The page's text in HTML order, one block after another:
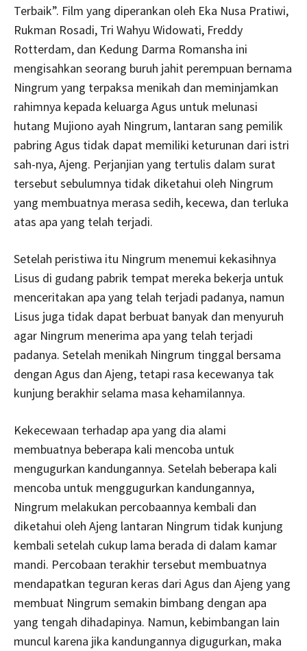
Terbaik”. Film yang diperankan oleh Eka Nusa Pratiwi,
Rukman Rosadi, Tri Wahyu Widowati, Freddy
Rotterdam, dan Kedung Darma Romansha ini
mengisahkan seorang buruh jahit perempuan bernama
Ningrum yang terpaksa menikah dan meminjamkan
rahimnya kepada keluarga Agus untuk melunasi
hutang Mujiono ayah Ningrum, lantaran sang pemilik
pabring Agus tidak dapat memiliki keturunan dari istri
sah-nya, Ajeng. Perjanjian yang tertulis dalam surat
tersebut sebulumnya tidak diketahui oleh Ningrum
yang membuatnya merasa sedih, kecewa, dan terluka
atas apa yang telah terjadi.
Setelah peristiwa itu Ningrum menemui kekasihnya
Lisus di gudang pabrik tempat mereka bekerja untuk
menceritakan apa yang telah terjadi padanya, namun
Lisus juga tidak dapat berbuat banyak dan menyuruh
agar Ningrum menerima apa yang telah terjadi
padanya. Setelah menikah Ningrum tinggal bersama
dengan Agus dan Ajeng, tetapi rasa kecewanya tak
kunjung berakhir selama masa kehamilannya.
Kekecewaan terhadap apa yang dia alami
membuatnya beberapa kali mencoba untuk
mengugurkan kandungannya. Setelah beberapa kali
mencoba untuk menggugurkan kandungannya,
Ningrum melakukan percobaannya kembali dan
diketahui oleh Ajeng lantaran Ningrum tidak kunjung
kembali setelah cukup lama berada di dalam kamar
mandi. Percobaan terakhir tersebut membuatnya
mendapatkan teguran keras dari Agus dan Ajeng yang
membuat Ningrum semakin bimbang dengan apa
yang tengah dihadapinya. Namun, kebimbangan lain
muncul karena jika kandungannya digugurkan, maka